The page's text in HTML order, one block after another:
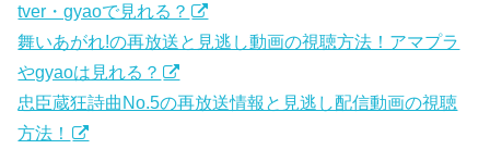
tver・gyaoで見れる？
舞いあがれ!の再放送と見逃し動画の視聴方法！アマプラ
やgyaoは見れる？
忠臣蔵狂詩曲No.5の再放送情報と見逃し配信動画の視聴
方法！